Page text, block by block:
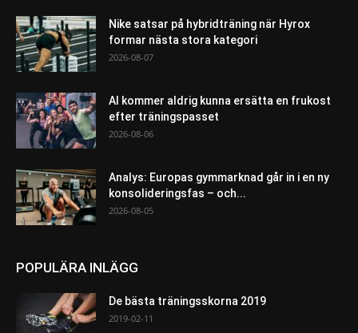
Nike satsar på hybridträning när Hyrox
formar nästa stora kategori
2026-08-07
AI kommer aldrig kunna ersätta en frukost
efter träningspasset
2026-08-06
Analys: Europas gymmarknad går in i en ny
konsolideringsfas – och...
2026-08-05
POPULÄRA INLÄGG
De bästa träningsskorna 2019
2019-02-11